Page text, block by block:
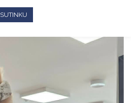
SUTINKU